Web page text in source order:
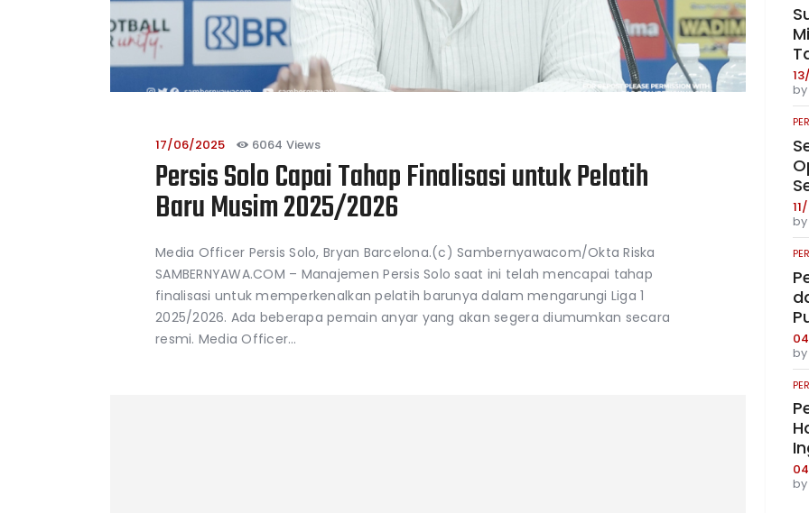
17/06/2025 6064 Views
Persis Solo Capai Tahap Finalisasi untuk Pelatih
Baru Musim 2025/2026
Media Officer Persis Solo, Bryan Barcelona.(c) Sambernyawacom/Okta Riska
SAMBERNYAWA.COM – Manajemen Persis Solo saat ini telah mencapai tahap
finalisasi untuk memperkenalkan pelatih barunya dalam mengarungi Liga 1
2025/2026. Ada beberapa pemain anyar yang akan segera diumumkan secara
resmi. Media Officer…